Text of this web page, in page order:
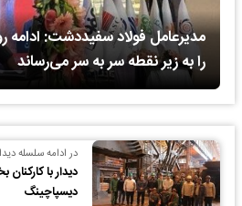
مدیرعامل سرمایه‌گذاری توسعه
روند فعلی، صنعت فولاد را با
دست رفتن سهم بازار مواجه می‌کند
در ادامه سلسله
دیدار با
دیسپاچینگ